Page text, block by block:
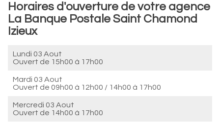
Horaires d'ouverture de votre agence
La Banque Postale Saint Chamond
Izieux
Lundi 03 Aout
Ouvert de 15h00 à 17h00
Mardi 03 Aout
Ouvert de 09h00 à 12h00 / 14h00 à 17h00
Mercredi 03 Aout
Ouvert de 14h00 à 17h00